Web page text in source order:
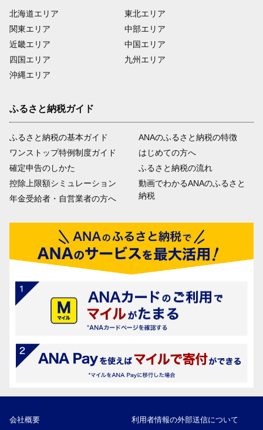
北海道エリア
関東エリア
近畿エリア
四国エリア
沖縄エリア
東北エリア
中部エリア
中国エリア
九州エリア
ふるさと納税ガイド
ふるさと納税の基本ガイド
ワンストップ特例制度ガイド
確定申告のしかた
控除上限額シミュレーション
年金受給者・自営業者の方へ
ANAのふるさと納税の特徴
はじめての方へ
ふるさと納税の流れ
動画でわかるANAのふるさと
納税
会社概要 利用者情報の外部送信について